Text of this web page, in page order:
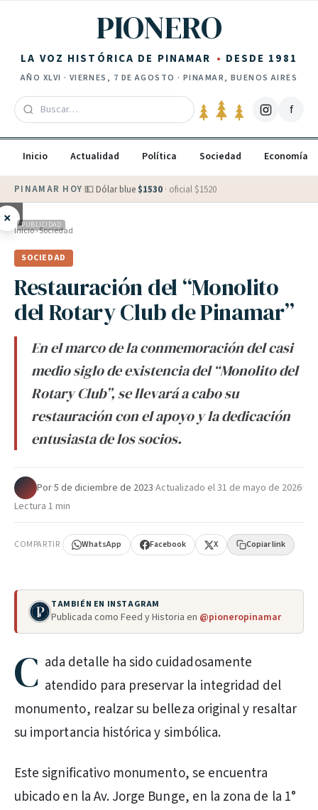
PIONERO
LA VOZ HISTÓRICA DE PINAMAR DESDE 1981
AÑO XLVI · VIERNES, 7 DE AGOSTO · PINAMAR, BUENOS AIRES
f
Inicio Actualidad Política Sociedad Economía
PINAMAR HOY·💵 Dólar blue $1530 · oficial $1520
× PUBLICIDAD
Inicio›Sociedad
SOCIEDAD
Restauración del “Monolito
del Rotary Club de Pinamar”
En el marco de la conmemoración del casi
medio siglo de existencia del “Monolito del
Rotary Club”, se llevará a cabo su
restauración con el apoyo y la dedicación
entusiasta de los socios.
Por·5 de diciembre de 2023·Actualizado el31 de mayo de 2026·
Lectura 1 min
COMPARTIR WhatsApp Facebook X Copiar link
TAMBIÉN EN INSTAGRAM
Publicada como Feed y Historia en @pioneropinamar
C ada detalle ha sido cuidadosamente
atendido para preservar la integridad del
monumento, realzar su belleza original y resaltar
su importancia histórica y simbólica.
Este significativo monumento, se encuentra
ubicado en la Av. Jorge Bunge, en la zona de la 1°